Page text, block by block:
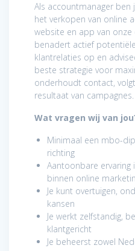
Als accountmanager
het verkopen van online
website en app van onze
benadert actief
klantrelaties op en
beste strategie voor
onderhoudt contact,
resultaat van campagnes.
Wat vragen wij van
Minimaal een mbo-
richting
Aantoonbare ervaring
binnen online
Je kunt overtuigen,
kansen
Je werkt zelfstandig,
klantgericht
Je beheerst zowel